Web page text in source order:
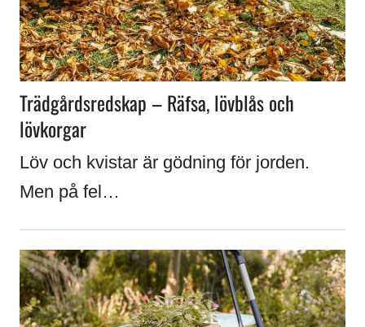
Trädgårdsredskap – Räfsa, lövblås och
lövkorgar
Löv och kvistar är gödning för jorden.
Men på fel…